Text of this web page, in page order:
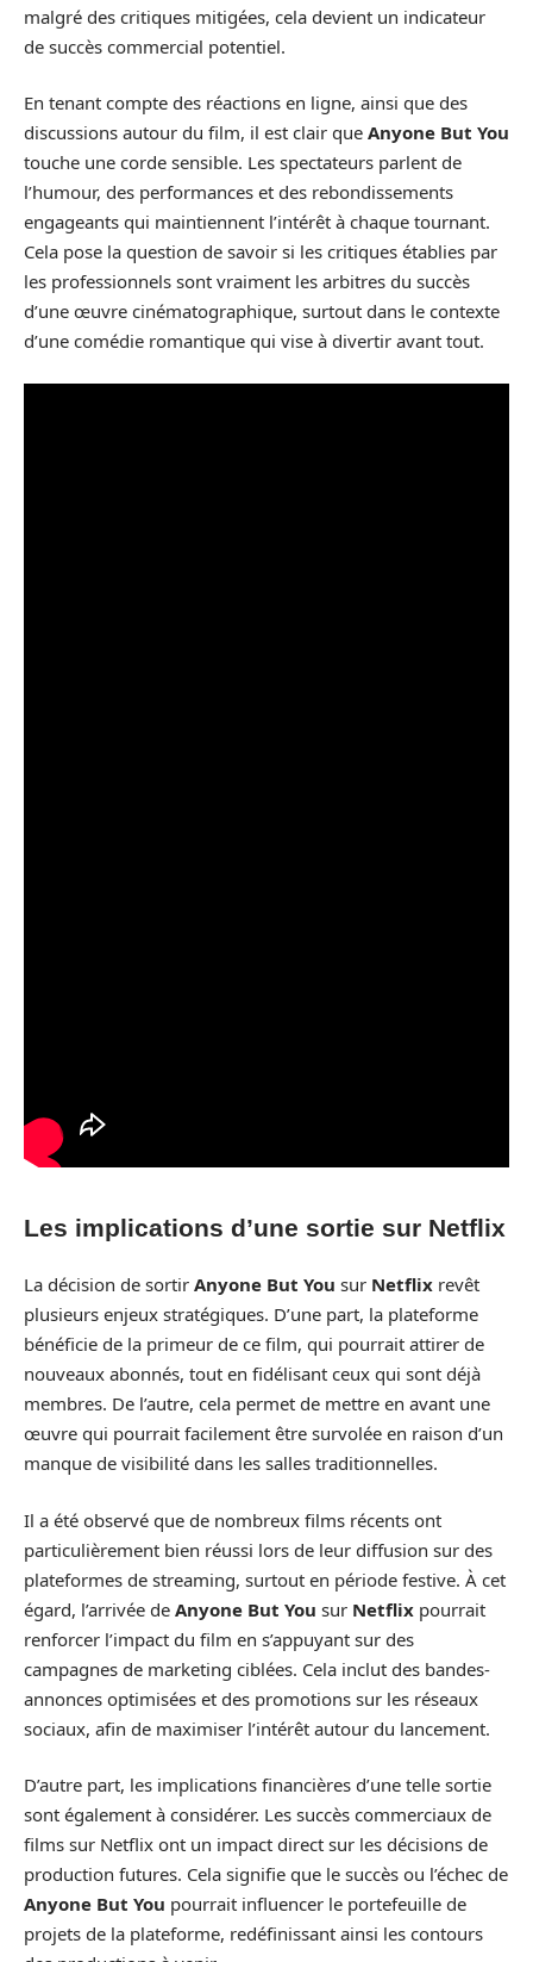
malgré des critiques mitigées, cela devient un indicateur
de succès commercial potentiel.
En tenant compte des réactions en ligne, ainsi que des
discussions autour du film, il est clair que Anyone But You
touche une corde sensible. Les spectateurs parlent de
l’humour, des performances et des rebondissements
engageants qui maintiennent l’intérêt à chaque tournant.
Cela pose la question de savoir si les critiques établies par
les professionnels sont vraiment les arbitres du succès
d’une œuvre cinématographique, surtout dans le contexte
d’une comédie romantique qui vise à divertir avant tout.
Les implications d’une sortie sur Netflix
La décision de sortir Anyone But You sur Netflix revêt
plusieurs enjeux stratégiques. D’une part, la plateforme
bénéficie de la primeur de ce film, qui pourrait attirer de
nouveaux abonnés, tout en fidélisant ceux qui sont déjà
membres. De l’autre, cela permet de mettre en avant une
œuvre qui pourrait facilement être survolée en raison d’un
manque de visibilité dans les salles traditionnelles.
Il a été observé que de nombreux films récents ont
particulièrement bien réussi lors de leur diffusion sur des
plateformes de streaming, surtout en période festive. À cet
égard, l’arrivée de Anyone But You sur Netflix pourrait
renforcer l’impact du film en s’appuyant sur des
campagnes de marketing ciblées. Cela inclut des bandes-
annonces optimisées et des promotions sur les réseaux
sociaux, afin de maximiser l’intérêt autour du lancement.
D’autre part, les implications financières d’une telle sortie
sont également à considérer. Les succès commerciaux de
films sur Netflix ont un impact direct sur les décisions de
production futures. Cela signifie que le succès ou l’échec de
Anyone But You pourrait influencer le portefeuille de
projets de la plateforme, redéfinissant ainsi les contours